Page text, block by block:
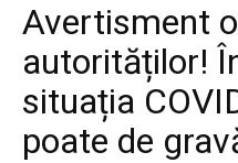
Avertisment
autorităților!
situația
poate de